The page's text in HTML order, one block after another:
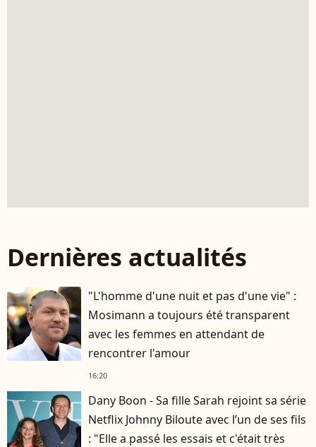
Dernières actualités
"L'homme d'une nuit et pas d'une vie" :
Mosimann a toujours été transparent
avec les femmes en attendant de
rencontrer l'amour
16:20
Dany Boon - Sa fille Sarah rejoint sa série
Netflix Johnny Biloute avec l’un de ses fils
: "Elle a passé les essais et c'était très